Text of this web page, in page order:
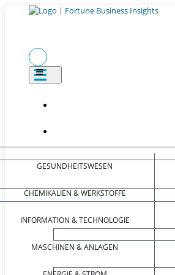
GESUNDHEITSWESEN
CHEMIKALIEN & WERKSTOFFE
INFORMATION & TECHNOLOGIE
MASCHINEN & ANLAGEN